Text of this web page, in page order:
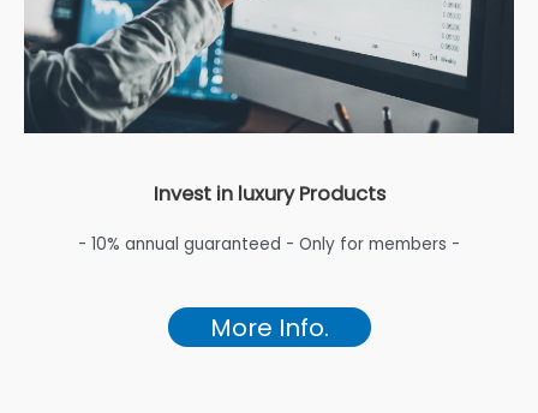
Invest in luxury Products
- 10% annual guaranteed - Only for members -
More Info.